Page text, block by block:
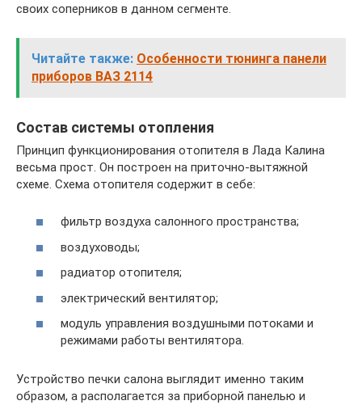
своих соперников в данном сегменте.
Читайте также: Особенности тюнинга панели
приборов ВАЗ 2114
Состав системы отопления
Принцип функционирования отопителя в Лада Калина
весьма прост. Он построен на приточно-вытяжной
схеме. Схема отопителя содержит в себе:
фильтр воздуха салонного пространства;
воздуховоды;
радиатор отопителя;
электрический вентилятор;
модуль управления воздушными потоками и
режимами работы вентилятора.
Устройство печки салона выглядит именно таким
образом, а располагается за приборной панелью и